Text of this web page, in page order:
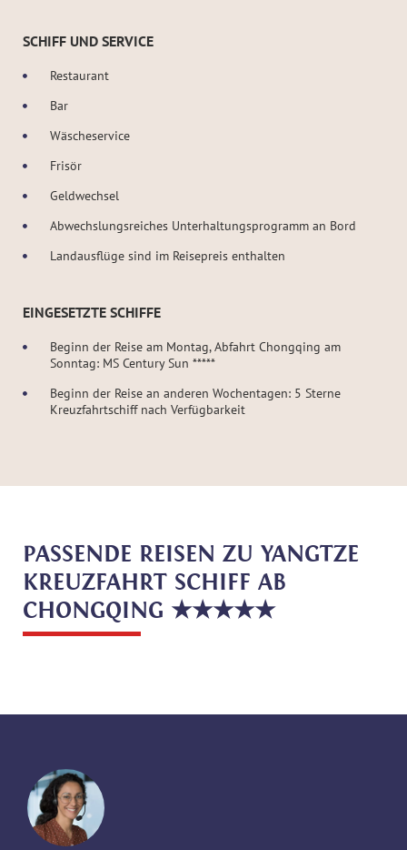
SCHIFF UND SERVICE
Restaurant
Bar
Wäscheservice
Frisör
Geldwechsel
Abwechslungsreiches Unterhaltungsprogramm an Bord
Landausflüge sind im Reisepreis enthalten
EINGESETZTE SCHIFFE
Beginn der Reise am Montag, Abfahrt Chongqing am
Sonntag: MS Century Sun *****
Beginn der Reise an anderen Wochentagen: 5 Sterne
Kreuzfahrtschiff nach Verfügbarkeit
PASSENDE REISEN ZU YANGTZE
KREUZFAHRT SCHIFF AB
CHONGQING ★★★★★